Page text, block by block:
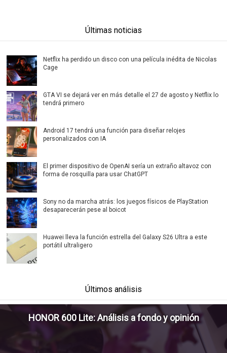
Últimas noticias
Netflix ha perdido un disco con una película inédita de Nicolas
Cage
GTA VI se dejará ver en más detalle el 27 de agosto y Netflix lo
tendrá primero
Android 17 tendrá una función para diseñar relojes
personalizados con IA
El primer dispositivo de OpenAI sería un extraño altavoz con
forma de rosquilla para usar ChatGPT
Sony no da marcha atrás: los juegos físicos de PlayStation
desaparecerán pese al boicot
Huawei lleva la función estrella del Galaxy S26 Ultra a este
portátil ultraligero
Últimos análisis
HONOR 600 Lite: Análisis a fondo y opinión